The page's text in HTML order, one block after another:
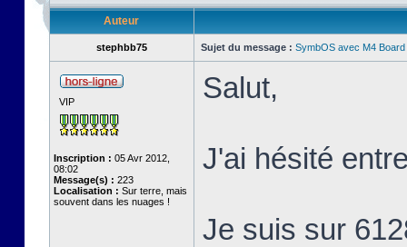
Auteur
stephbb75 Sujet du message : SymbOS avec M4
VIP
Inscription : 05 Avr 2012,
08:02
Message(s) : 223
Localisation : Sur terre, mais
souvent dans les nuages !
Salut,
J'ai hésité
Je suis sur